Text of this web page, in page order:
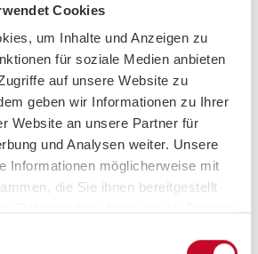
Cookies
um Inhalte und Anzeigen zu
für soziale Medien anbieten
auf unsere Website zu
geben wir Informationen zu Ihrer
Website an unsere Partner für
und Analysen weiter. Unsere
Informationen möglicherweise mit
die Sie ihnen bereitgestellt